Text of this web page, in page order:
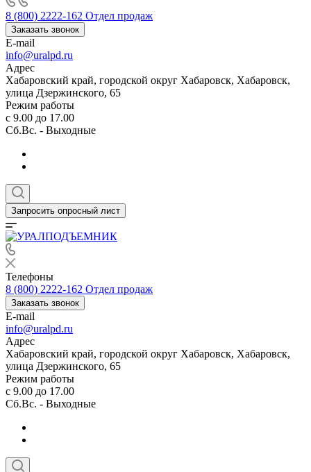
8 (800) 2222-162 Отдел продаж
Заказать звонок
E-mail
info@uralpd.ru
Адрес
Хабаровский край, городской округ Хабаровск, Хабаровск,
улица Дзержинского, 65
Режим работы
с 9.00 до 17.00
Сб.Вс. - Выходные
Запросить опросный лист
Телефоны
8 (800) 2222-162 Отдел продаж
Заказать звонок
E-mail
info@uralpd.ru
Адрес
Хабаровский край, городской округ Хабаровск, Хабаровск,
улица Дзержинского, 65
Режим работы
с 9.00 до 17.00
Сб.Вс. - Выходные